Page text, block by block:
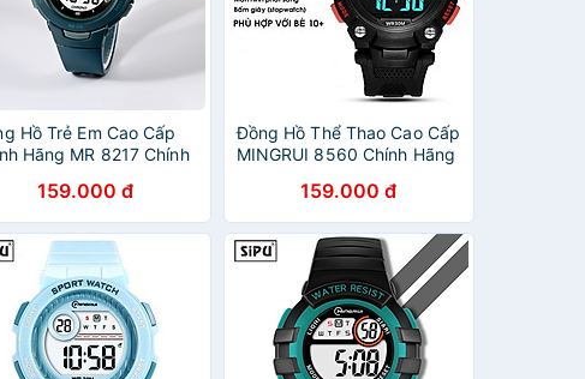
Hồ Trẻ Em Cao Cấp
Hãng MR 8217 Chính
Điện Tử Thể Thao Cho
Bé Gái
159.000 đ
Đồng Hồ Thể Thao Cao Cấp
MINGRUI 8560 Chính Hãng
Cho Bé Trai Bé Gái
159.000 đ